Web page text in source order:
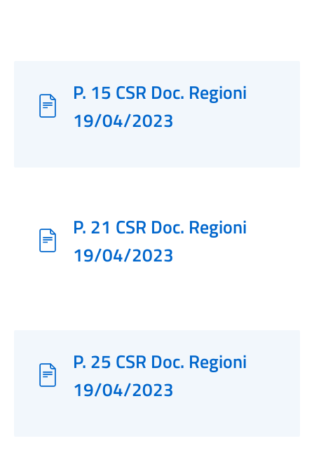
P. 15 CSR Doc. Regioni
19/04/2023
P. 21 CSR Doc. Regioni
19/04/2023
P. 25 CSR Doc. Regioni
19/04/2023